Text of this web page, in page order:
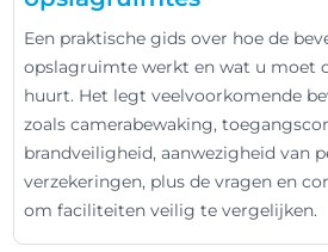
Een praktische gids over hoe de
opslagruimte werkt en wat u moet
huurt. Het legt veelvoorkomende
zoals camerabewaking,
brandveiligheid, aanwezigheid van
verzekeringen, plus de vragen en
om faciliteiten veilig te vergelijken.